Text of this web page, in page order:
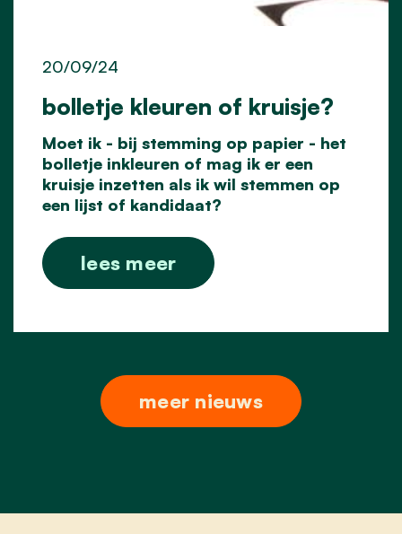
bolletje kleuren of kruisje?
20/09/24
Moet ik - bij stemming op papier - het
bolletje inkleuren of mag ik er een
kruisje inzetten als ik wil stemmen op
een lijst of kandidaat?
lees meer
meer nieuws